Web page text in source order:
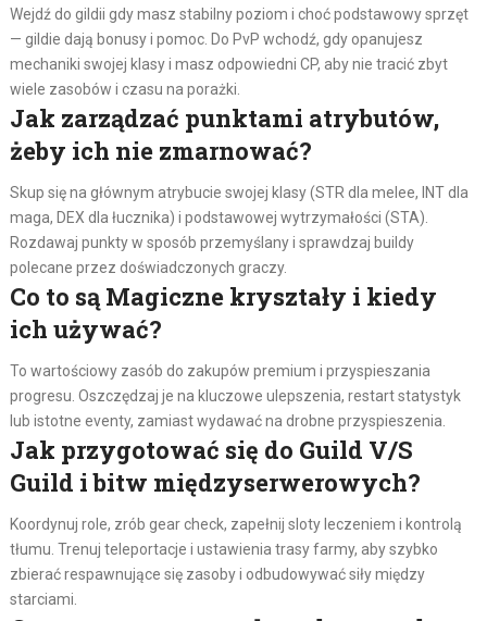
Wejdź do gildii gdy masz stabilny poziom i choć podstawowy sprzęt
— gildie dają bonusy i pomoc. Do PvP wchodź, gdy opanujesz
mechaniki swojej klasy i masz odpowiedni CP, aby nie tracić zbyt
wiele zasobów i czasu na porażki.
Jak zarządzać punktami atrybutów,
żeby ich nie zmarnować?
Skup się na głównym atrybucie swojej klasy (STR dla melee, INT dla
maga, DEX dla łucznika) i podstawowej wytrzymałości (STA).
Rozdawaj punkty w sposób przemyślany i sprawdzaj buildy
polecane przez doświadczonych graczy.
Co to są Magiczne kryształy i kiedy
ich używać?
To wartościowy zasób do zakupów premium i przyspieszania
progresu. Oszczędzaj je na kluczowe ulepszenia, restart statystyk
lub istotne eventy, zamiast wydawać na drobne przyspieszenia.
Jak przygotować się do Guild V/S
Guild i bitw międzyserwerowych?
Koordynuj role, zrób gear check, zapełnij sloty leczeniem i kontrolą
tłumu. Trenuj telepor­tacje i ustawienia trasy farmy, aby szybko
zbierać respawnujące się zasoby i odbudowywać siły między
starciami.